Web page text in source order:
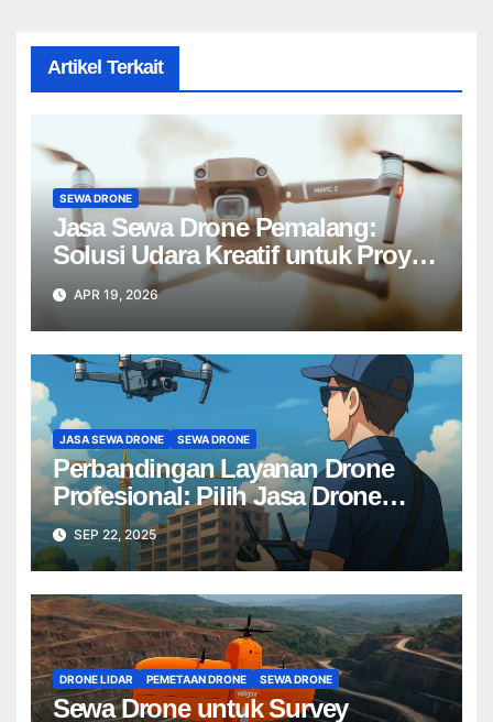
Artikel Terkait
SEWA DRONE
Jasa Sewa Drone Pemalang:
Solusi Udara Kreatif untuk Proyek
Anda Tanpa Batas】
APR 19, 2026
JASA SEWA DRONE SEWA DRONE
Perbandingan Layanan Drone
Profesional: Pilih Jasa Drone
Terbaik untuk Proyek Anda
SEP 22, 2025
DRONE LIDAR PEMETAAN DRONE SEWA DRONE
Sewa Drone untuk Survey